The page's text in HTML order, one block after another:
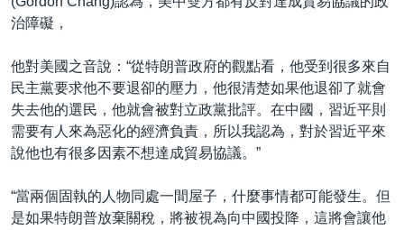
治障礙，
他對美國之音說：“從特朗普政府的觀點看，他受到很多來自
民主黨要求他不要退卻的壓力，他很清楚如果他退卻了就會
失去他的選民，他就會被對立政黨批評。在中國，習近平則
需要有人來為惡化的經濟負責，所以我認為，對於習近平來
說他也有很多因素不想達成貿易協議。”
“當兩個固執的人物同處一間屋子，什麼事情都可能發生。但
是如果特朗普放棄關稅，將被視為向中國投降，這將會讓他